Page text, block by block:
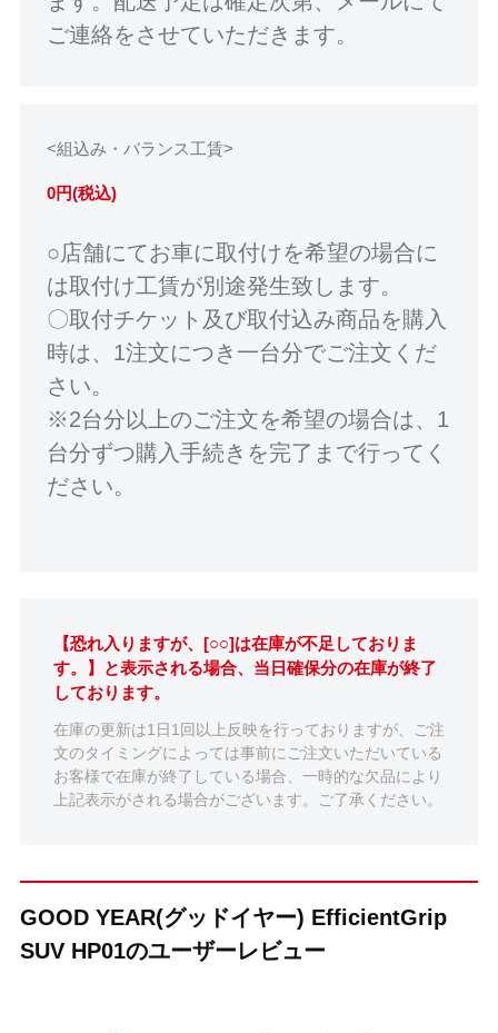
ご連絡をさせていただきます。
<組込み・バランス工賃>
0円(税込)
○店舗にてお車に取付けを希望の場合に
は取付け工賃が別途発生致します。
〇取付チケット及び取付込み商品を購入
時は、1注文につき一台分でご注文くだ
さい。
※2台分以上のご注文を希望の場合は、1
台分ずつ購入手続きを完了まで行ってく
ださい。
【恐れ入りますが、[○○]は在庫が不足しておりま
す。】と表示される場合、当日確保分の在庫が終了
しております。
在庫の更新は1日1回以上反映を行っておりますが、ご注
文のタイミングによっては事前にご注文いただいている
お客様で在庫が終了している場合、一時的な欠品により
上記表示がされる場合がございます。ご了承ください。
GOOD YEAR(グッドイヤー) EfficientGrip
SUV HP01のユーザーレビュー